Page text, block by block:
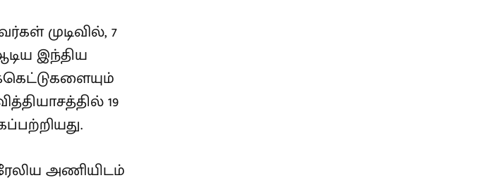
முடிவில், 7
இந்திய
19